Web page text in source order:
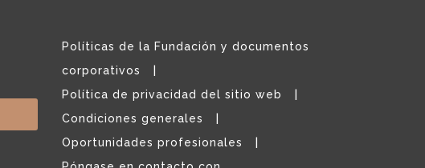
Políticas de la Fundación y documentos
corporativos
Política de privacidad del sitio web
Condiciones generales
Oportunidades profesionales